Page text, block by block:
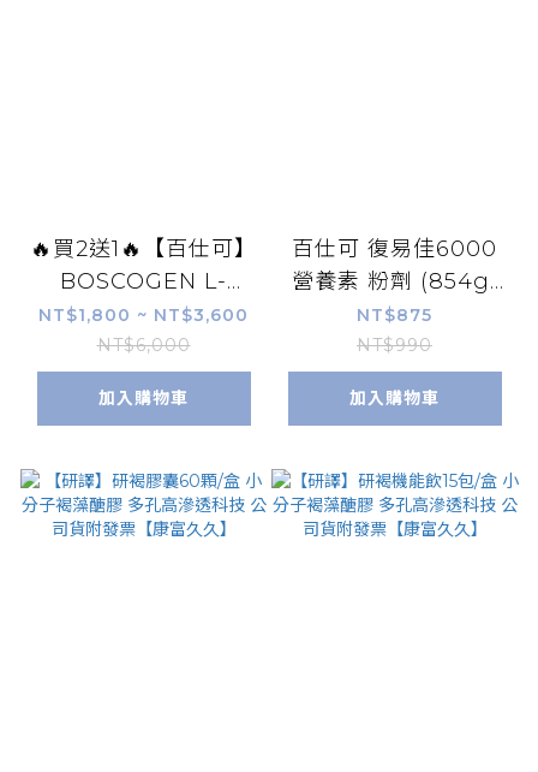
🔥買2送1🔥【百仕可】
BOSCOGEN L-
Glutamine 100%左
旋麩醯胺酸 (200g/
罐) 胺基酸
NT$1,800 ~ NT$3,600
NT$6,000
加入購物車
百仕可 復易佳6000
營養素 粉劑 (854g/
罐) 麩醯胺酸
NT$875
NT$990
加入購物車